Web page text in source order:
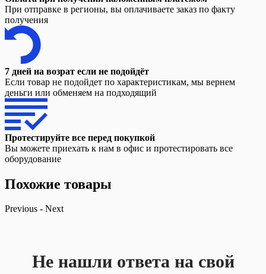
При отправке в регионы, вы оплачиваете заказ по факту
получения
7 дней на возрат если не подойдёт
Если товар не подойдет по характеристикам, мы вернем
деньги или обменяем на подходящий
Протестируйте все перед покупкой
Вы можете приехать к нам в офис и протестировать все
оборудование
Похожие товары
Previous - Next
Не нашли ответа на свой